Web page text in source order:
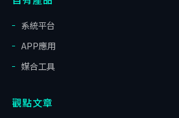
系統平台
APP應用
媒合工具
觀點文章